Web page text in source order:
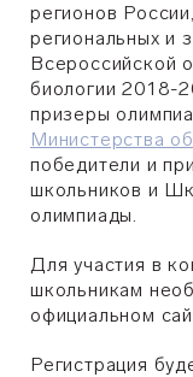
регионов
региональных и
Всероссийской
биологии 2018-
призеры
Министерства
победители и
школьников и
олимпиады.
Для участия в
школьникам
официальном
Регистрация